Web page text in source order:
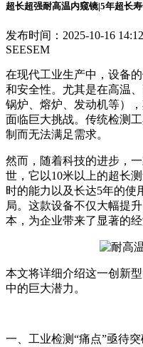
超长超强耐高温内窥镜|5年超长
发布时间：2025-10-16
SEESEM
在现代工业生产中，设备
和安全性。尤其是在高温
锅炉、熔炉、发动机等）
面临巨大挑战。传统检测
制而无法满足需求。
然而，随着科技的进步，
世，它以10米以上的超长
时的能力以及长达5年的使
局。这款设备不仅大幅提
本，为企业带来了显著的经
本文将详细介绍这一创新
中的巨大潜力。
一、工业检测“痛点”亟待突